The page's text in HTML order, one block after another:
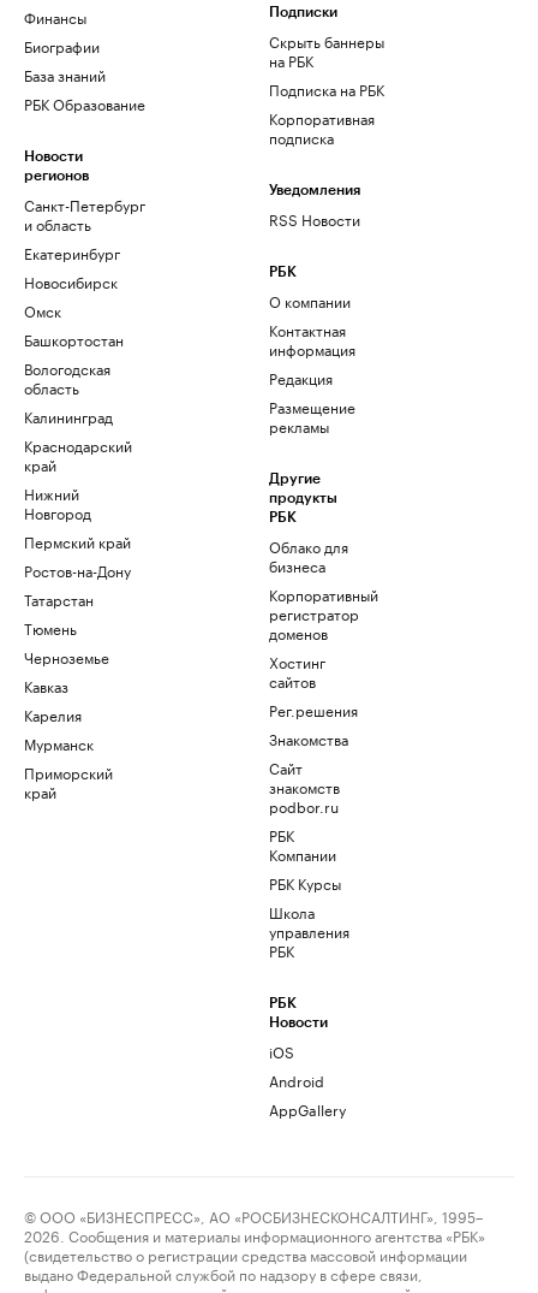
Финансы
Биографии
База знаний
РБК Образование
Новости
регионов
Санкт-Петербург
и область
Екатеринбург
Новосибирск
Омск
Башкортостан
Вологодская
область
Калининград
Краснодарский
край
Нижний
Новгород
Пермский край
Ростов-на-Дону
Татарстан
Тюмень
Черноземье
Кавказ
Карелия
Мурманск
Приморский
край
Подписки
Скрыть баннеры
на РБК
Подписка на РБК
Корпоративная
подписка
Уведомления
RSS Новости
РБК
О компании
Контактная
информация
Редакция
Размещение
рекламы
Другие
продукты
РБК
Облако для
бизнеса
Корпоративный
регистратор
доменов
Хостинг
сайтов
Рег.решения
Знакомства
Сайт
знакомств
podbor.ru
РБК
Компании
РБК Курсы
Школа
управления
РБК
РБК
Новости
iOS
Android
AppGallery
© ООО «БИЗНЕСПРЕСС», АО «РОСБИЗНЕСКОНСАЛТИНГ», 1995–
2026. Сообщения и материалы информационного агентства «РБК»
(свидетельство о регистрации средства массовой информации
выдано Федеральной службой по надзору в сфере связи,